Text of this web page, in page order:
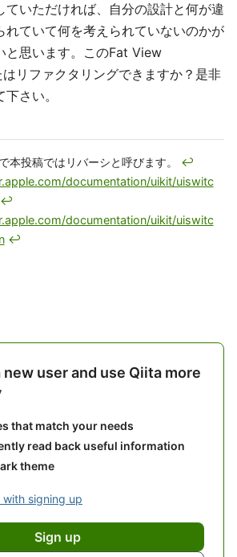
ていただければ、自分の設計と何が違
れていて何を考えられていないのかが
と思います。このFat View
リファクタリングできますか？是非
さい。
本投稿ではリバーシと呼びます。 ↩
documentation/uikit/uiswitc
↩
documentation/uikit/uiswitc
↩
new user and use Qiita more
that match your needs
read back useful information
theme
signing up
Sign up